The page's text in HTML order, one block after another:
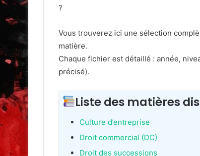
?
Vous trouverez ici une sélection
matière.
Chaque fichier est détaillé : année,
précisé).
Liste des matières
Culture d’entreprise
Droit commercial (DC)
Droit des successions